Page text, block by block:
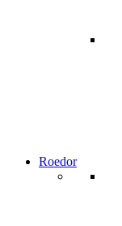
Roedor